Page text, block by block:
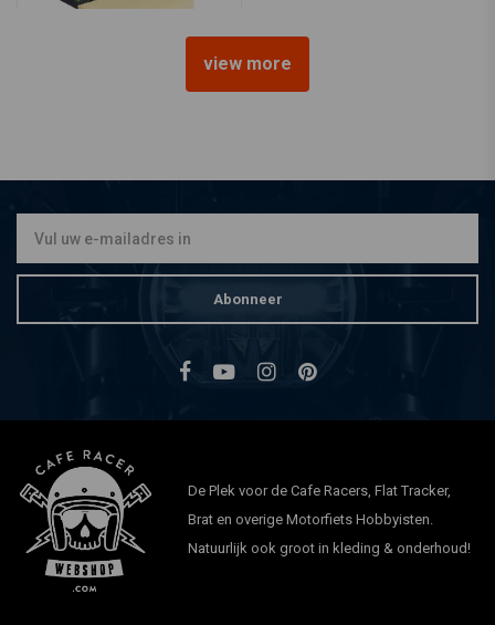
view more
Abonneer
De Plek voor de Cafe Racers, Flat Tracker,
Brat en overige Motorfiets Hobbyisten.
Natuurlijk ook groot in kleding & onderhoud!